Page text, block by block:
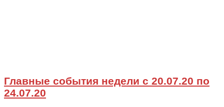
Главные события недели с 20.07.20 по
24.07.20